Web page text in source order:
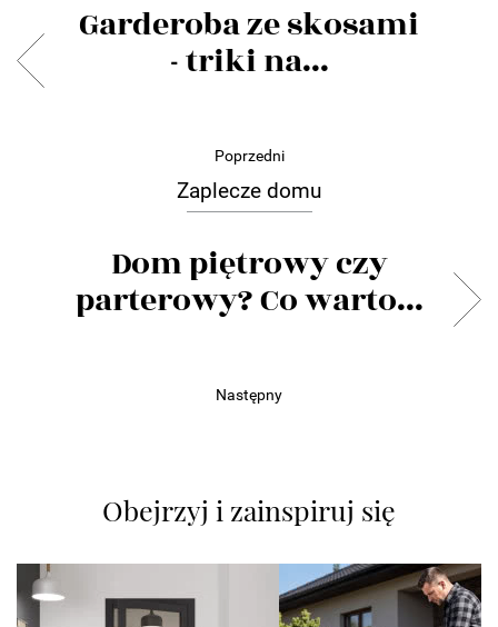
Garderoba ze skosami
- triki na...
Poprzedni
Zaplecze domu
Dom piętrowy czy
parterowy? Co warto...
Następny
Obejrzyj i zainspiruj się